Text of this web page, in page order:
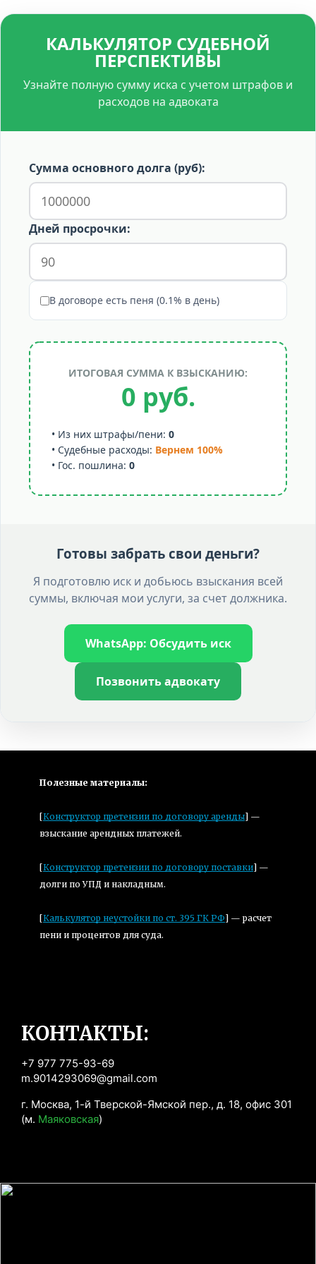
на ст. 753 ГК РФ (односторонний акт сдачи-приемки
завершении работ, а он уклонился от приемки без
мотивированного отказа, работа считается принятой
и подлежит оплате.
КАЛЬКУЛЯТОР СУДЕБНОЙ
ПЕРСПЕКТИВЫ
Узнайте полную сумму иска с учетом штрафов и
расходов на адвоката
Сумма основного долга (руб):
Дней просрочки:
В договоре есть пеня (0.1% в день)
ИТОГОВАЯ СУММА К ВЗЫСКАНИЮ:
0 руб.
• Из них штрафы/пени: 0
• Судебные расходы: Вернем 100%
• Гос. пошлина: 0
Готовы забрать свои деньги?
Я подготовлю иск и добьюсь взыскания всей
суммы, включая мои услуги, за счет должника.
WhatsApp: Обсудить иск
Позвонить адвокату
Полезные материалы:
[Конструктор претензии по договору аренды] —
взыскание арендных платежей.
[Конструктор претензии по договору поставки] —
долги по УПД и накладным.
[Калькулятор неустойки по ст. 395 ГК РФ] — расчет
пени и процентов для суда.
КОНТАКТЫ:
+7 977 775-93-69
m.9014293069@gmail.com
г. Москва, 1-й Тверской-Ямской пер., д. 18, офис 301
(м. Маяковская)